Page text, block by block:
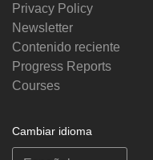
Privacy Policy
Newsletter
Contenido reciente
Progress Reports
Courses
Cambiar idioma